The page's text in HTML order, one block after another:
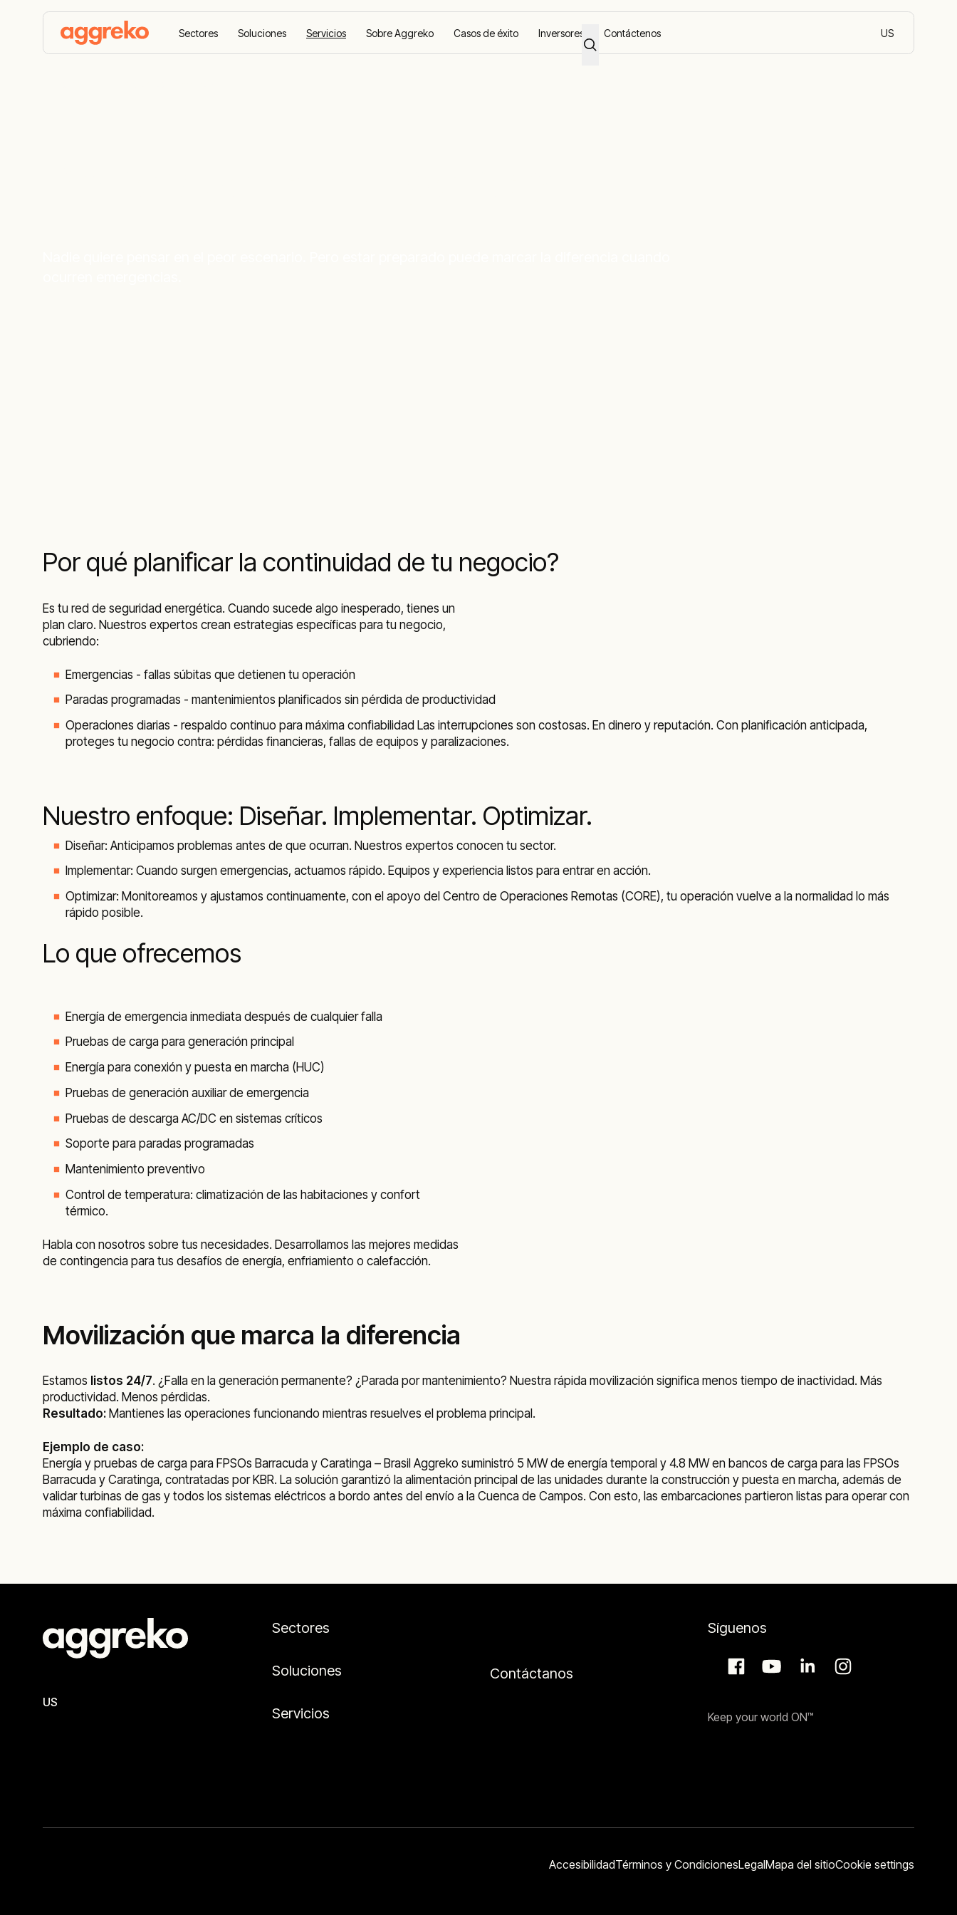
Sectores Soluciones Servicios Sobre Aggreko Casos de éxito Inversores Contáctenos US
español (Chile)
Por qué planificar la continuidad de tu negocio?
Es tu red de seguridad energética. Cuando sucede algo inesperado, tienes un
plan claro. Nuestros expertos crean estrategias específicas para tu negocio,
cubriendo:
Emergencias - fallas súbitas que detienen tu operación
Paradas programadas - mantenimientos planificados sin pérdida de productividad
Operaciones diarias - respaldo continuo para máxima confiabilidad Las interrupciones son costosas. En dinero y reputación. Con planificación anticipada,
proteges tu negocio contra: pérdidas financieras, fallas de equipos y paralizaciones.
Nuestro enfoque: Diseñar. Implementar. Optimizar.
Diseñar: Anticipamos problemas antes de que ocurran. Nuestros expertos conocen tu sector.
Implementar: Cuando surgen emergencias, actuamos rápido. Equipos y experiencia listos para entrar en acción.
Optimizar: Monitoreamos y ajustamos continuamente, con el apoyo del Centro de Operaciones Remotas (CORE), tu operación vuelve a la normalidad lo más
rápido posible.
Lo que ofrecemos
Energía de emergencia inmediata después de cualquier falla
Pruebas de carga para generación principal
Energía para conexión y puesta en marcha (HUC)
Pruebas de generación auxiliar de emergencia
Pruebas de descarga AC/DC en sistemas críticos
Soporte para paradas programadas
Mantenimiento preventivo
Control de temperatura: climatización de las habitaciones y confort
térmico.
Habla con nosotros sobre tus necesidades. Desarrollamos las mejores medidas
de contingencia para tus desafíos de energía, enfriamiento o calefacción.
Movilización que marca la diferencia
Estamos listos 24/7. ¿Falla en la generación permanente? ¿Parada por mantenimiento? Nuestra rápida movilización significa menos tiempo de inactividad. Más
productividad. Menos pérdidas.
Resultado: Mantienes las operaciones funcionando mientras resuelves el problema principal.
Ejemplo de caso:
Energía y pruebas de carga para FPSOs Barracuda y Caratinga – Brasil Aggreko suministró 5 MW de energía temporal y 4.8 MW en bancos de carga para las FPSOs
Barracuda y Caratinga, contratadas por KBR. La solución garantizó la alimentación principal de las unidades durante la construcción y puesta en marcha, además de
validar turbinas de gas y todos los sistemas eléctricos a bordo antes del envío a la Cuenca de Campos. Con esto, las embarcaciones partieron listas para operar con
máxima confiabilidad.
US
Sectores
Soluciones
Servicios
Contáctanos
Síguenos
Keep your world ON™
AccesibilidadTérminos y CondicionesLegalMapa del sitioCookie settings